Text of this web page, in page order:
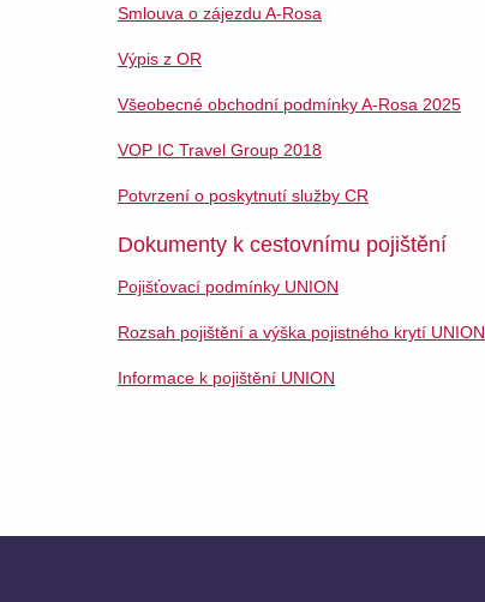
Smlouva o zájezdu A-Rosa
Výpis z OR
Všeobecné obchodní podmínky A-Rosa 2025
VOP IC Travel Group 2018
Potvrzení o poskytnutí služby CR
Dokumenty k cestovnímu pojištění
Pojišťovací podmínky UNION
Rozsah pojištění a výška pojistného krytí UNION
Informace k pojištění UNION